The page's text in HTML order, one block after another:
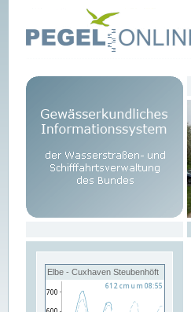
Elbe - Cuxhaven Steubenhöft